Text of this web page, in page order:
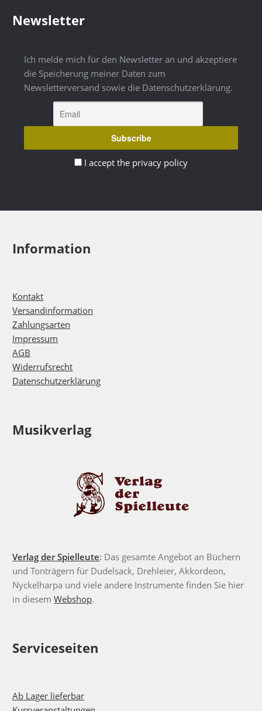
Newsletter
Ich melde mich für den Newsletter an und akzeptiere
die Speicherung meiner Daten zum
Newsletterversand sowie die Datenschutzerklärung.
I accept the privacy policy
Information
Kontakt
Versandinformation
Zahlungsarten
Impressum
AGB
Widerrufsrecht
Datenschutzerklärung
Musikverlag
Verlag der Spielleute: Das gesamte Angebot an Büchern
und Tonträgern für Dudelsack, Drehleier, Akkordeon,
Nyckelharpa und viele andere Instrumente finden Sie hier
in diesemWebshop.
Serviceseiten
Ab Lager lieferbar